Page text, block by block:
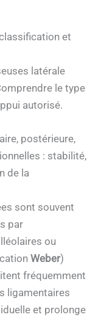
et
latérale
le type
autorisé.
postérieure,
: stabilité,
de la
sont souvent
par
ou
Weber)
fréquemment
ligamentaires
et prolonge